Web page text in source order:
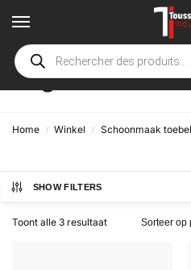
hogedruklans
Home / Winkel / Schoonmaak
SHOW FILTERS
Toont alle 3 resultaat